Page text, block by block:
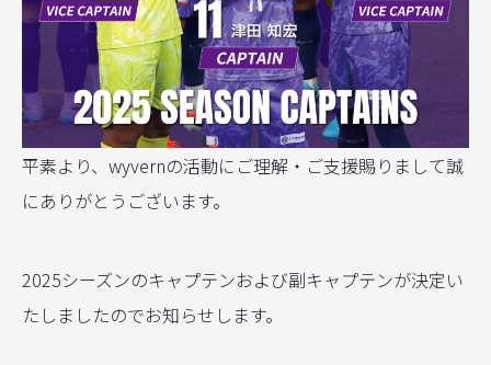
平素より、wyvernの活動にご理解・ご支援賜りまして誠
にありがとうございます。
2025シーズンのキャプテンおよび副キャプテンが決定い
たしましたのでお知らせします。